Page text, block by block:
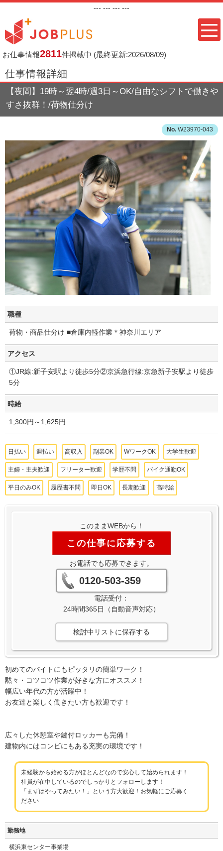
--- --- --- ---
お仕事情報2811件掲載中 (最終更新:2026/08/09)
仕事情報詳細
【夜間】19時～翌4時/週3日～OK/自由なシフトで働きや
すさ抜群！/荷物仕分け
W23970-043
職種
荷物・商品仕分け ■倉庫内軽作業＊神奈川エリア
アクセス
①JR線:新子安駅より徒歩5分②京浜急行線:京急新子安駅より徒歩
5分
時給
1,300円～1,625円
日払い 週払い 高収入 副業OK WワークOK 大学生歓迎
主婦・主夫歓迎 フリーター歓迎 学歴不問 バイク通勤OK
平日のみOK 履歴書不問 即日OK 長期歓迎 高時給
このままWEBから！
この仕事に応募する
お電話でも応募できます。
0120-503-359
電話受付：
24時間365日（自動音声対応）
検討中リストに保存する
初めてのバイトにもピッタリの簡単ワーク！
黙々・コツコツ作業が好きな方にオススメ！
幅広い年代の方が活躍中！
お友達と楽しく働きたい方も歓迎です！
広々した休憩室や鍵付ロッカーも完備！
建物内にはコンビにもある充実の環境です！
未経験から始める方がほとんどなので安心して始められます！
社員が在中しているのでしっかりとフォローします！
「まずはやってみたい！」という方大歓迎！お気軽にご応募く
ださい
勤務地
横浜東センター事業場